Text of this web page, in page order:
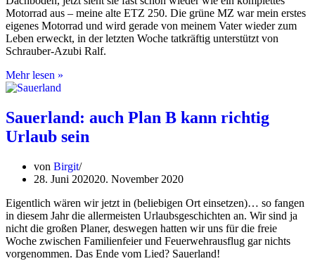
Motorrad aus – meine alte ETZ 250. Die grüne MZ war mein erstes
eigenes Motorrad und wird gerade von meinem Vater wieder zum
Leben erweckt, in der letzten Woche tatkräftig unterstützt von
Schrauber-Azubi Ralf.
Mehr lesen »
MZ
wird
wieder
Leben
erweckt
Sauerland: auch Plan B kann richtig
Urlaub sein
von Birgit
28. Juni 202020. November 2020
Eigentlich wären wir jetzt in (beliebigen Ort einsetzen)… so fangen
in diesem Jahr die allermeisten Urlaubsgeschichten an. Wir sind ja
nicht die großen Planer, deswegen hatten wir uns für die freie
Woche zwischen Familienfeier und Feuerwehrausflug gar nichts
vorgenommen. Das Ende vom Lied? Sauerland!